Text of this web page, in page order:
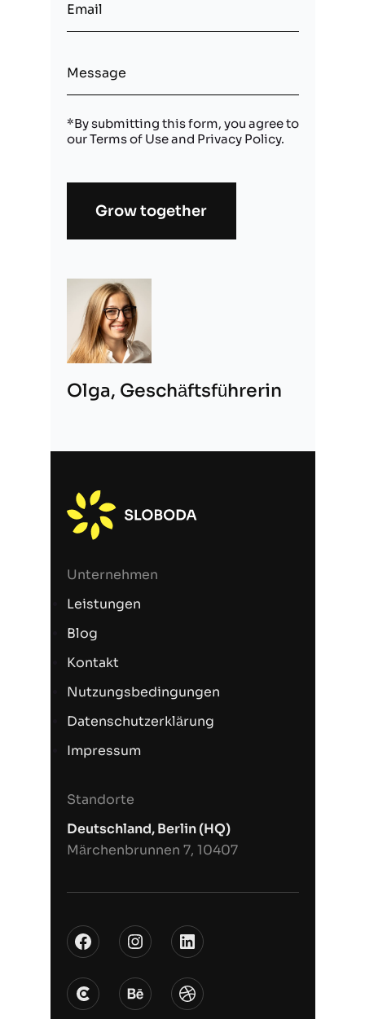
*By submitting this form, you agree to
ourTerms of Useand Privacy Policy.
Grow together
Olga, Geschäftsführerin
Unternehmen
Leistungen
Blog
Kontakt
Nutzungsbedingungen
Datenschutzerklärung
Impressum
Standorte
Deutschland, Berlin (HQ)
Märchenbrunnen 7, 10407